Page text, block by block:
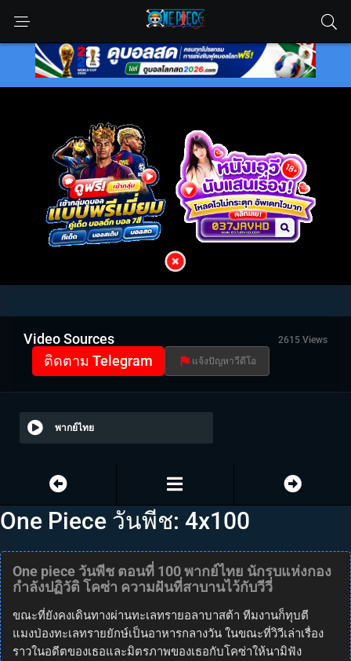
Video Sources 2615 Views
ติดตาม Telegram แจ้งปัญหาวีดีโอ
พากย์ไทย
One Piece วันพีช: 4x100
One piece วันพีช ตอนที่ 100 พากย์ไทย นักรบแห่งกอง
กำลังปฏิวัติ โคซ่า ความฝันที่สาบานไว้กับวีวี่
ขณะที่ยังคงเดินทางผ่านทะเลทรายอลาบาสต้า ทีมงานก็ทุบตี
แมงป่องทะเลทรายยักษ์เป็นอาหารกลางวัน ในขณะที่วิวีเล่าเรื่อง
ราวในอดีตของเธอและมิตรภาพของเธอกับโคซ่าให้นามิฟัง